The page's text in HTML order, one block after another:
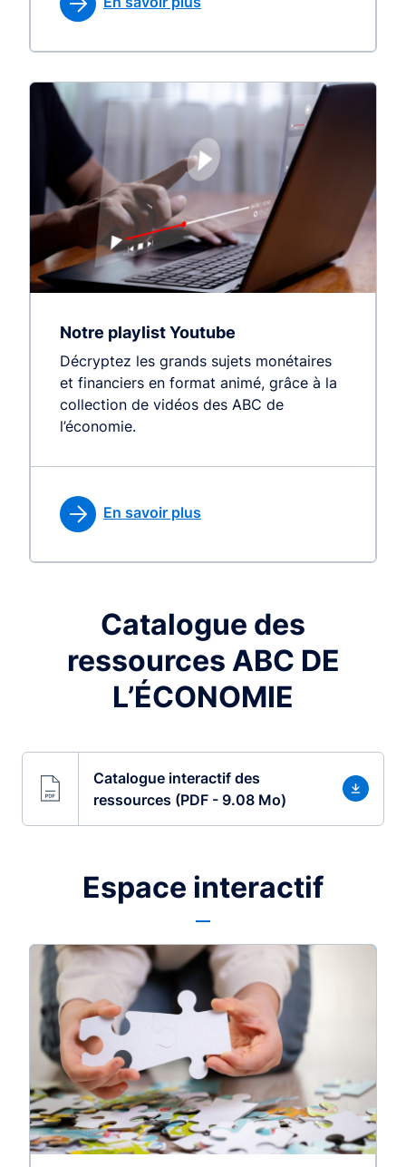
Notre playlist Youtube
Décryptez les grands sujets monétaires
et financiers en format animé, grâce à la
collection de vidéos des ABC de
l’économie.
En savoir plus
Catalogue des
ressources ABC DE
L’ÉCONOMIE
Catalogue interactif des
ressources (PDF - 9.08 Mo)
Espace interactif